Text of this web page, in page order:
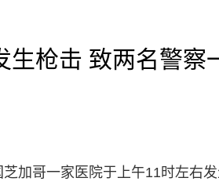
生枪击 致两名警察
加哥一家医院于上午11时左右